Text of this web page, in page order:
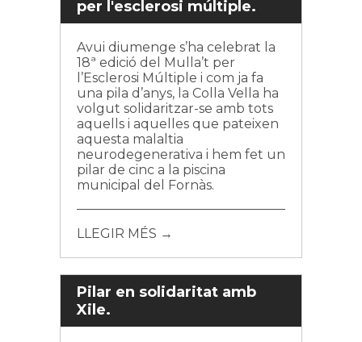
per l'esclerosi múltiple.
Avui diumenge s’ha celebrat la
18ª edició del Mulla’t per
l’Esclerosi Múltiple i com ja fa
una pila d’anys, la Colla Vella ha
volgut solidaritzar-se amb tots
aquells i aquelles que pateixen
aquesta malaltia
neurodegenerativa i hem fet un
pilar de cinc a la piscina
municipal del Fornàs.
LLEGIR MÉS →
Pilar en solidaritat amb
Xile.